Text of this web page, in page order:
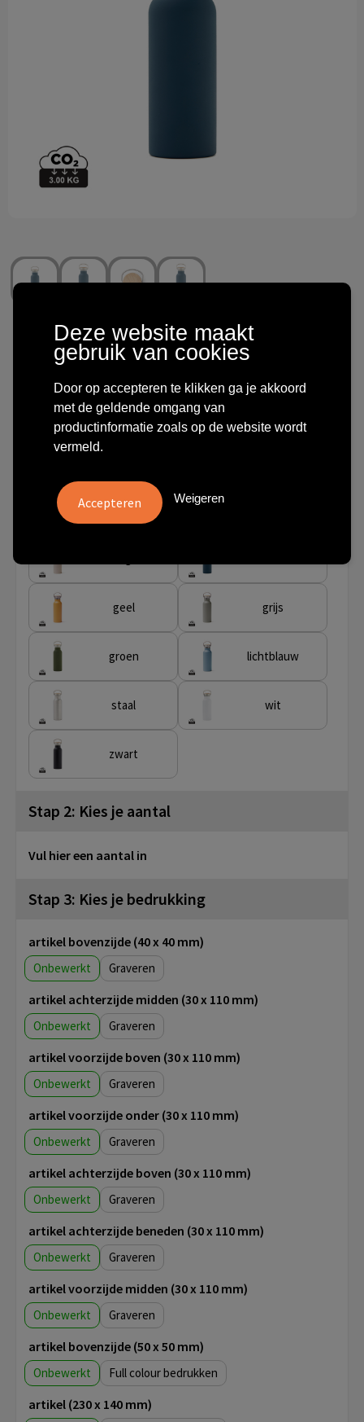
Technologie & gadgets
VINGA Miles thermosfles
€ 9,41 vanafexcl. btw - bekijk staffel
vanaf
Onbedrukt:
Bedrukt:
Artikel nr.
Stap 1: Kies je kleur
geel grijs
groen lichtblauw
staal wit
zwart
Stap 2: Kies je aantal
Vul hier een aantal in
Stap 3: Kies je bedrukking
artikel bovenzijde (40 x 40 mm)
Onbewerkt Graveren
artikel achterzijde midden (30 x 110 mm)
Onbewerkt Graveren
artikel voorzijde boven (30 x 110 mm)
Onbewerkt Graveren
artikel voorzijde onder (30 x 110 mm)
Onbewerkt Graveren
artikel achterzijde boven (30 x 110 mm)
Onbewerkt Graveren
artikel achterzijde beneden (30 x 110 mm)
Onbewerkt Graveren
artikel voorzijde midden (30 x 110 mm)
Onbewerkt Graveren
artikel bovenzijde (50 x 50 mm)
Onbewerkt Full colour
artikel (230 x 140 mm)
Deze website maakt
gebruik van cookies
Door op accepteren te klikken ga je akkoord
met de geldende omgang van
productinformatie zoals op de website wordt
vermeld.
Weigeren